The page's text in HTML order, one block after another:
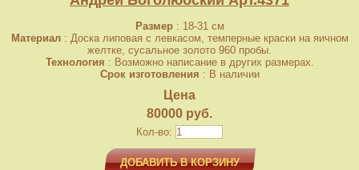
Размер: 18-31 см
Материал: Доска липовая с левкасом, темперные краски на яичном
желтке, сусальное золото 960 пробы.
Технология : Возможно написание в других размерах.
Срок изготовления : В наличии
Цена
80000 руб.
Кол-во:
ДОБАВИТЬ В КОРЗИНУ